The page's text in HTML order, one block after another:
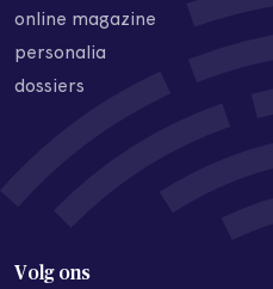
online magazine
personalia
dossiers
Volg ons